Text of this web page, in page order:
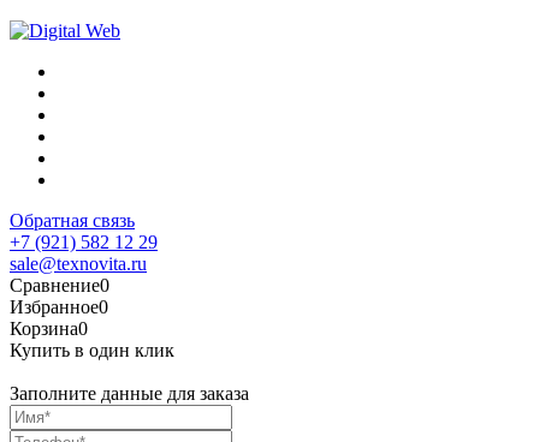
Обратная связь
+7 (921) 582 12 29
sale@texnovita.ru
Сравнение0
Избранное0
Корзина0
Купить в один клик
Заполните данные для заказа